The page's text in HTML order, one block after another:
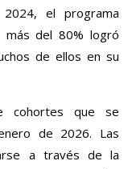
el programa
más del 80% logró
de ellos en su
cohortes que se
de 2026. Las
a través de la